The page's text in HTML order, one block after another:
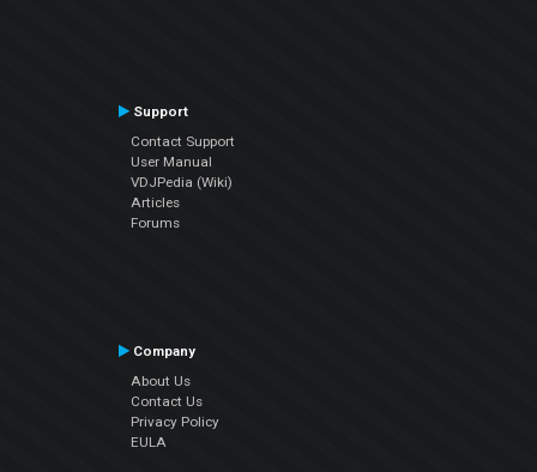
Support
Contact Support
User Manual
VDJPedia (Wiki)
Articles
Forums
Company
About Us
Contact Us
Privacy Policy
EULA